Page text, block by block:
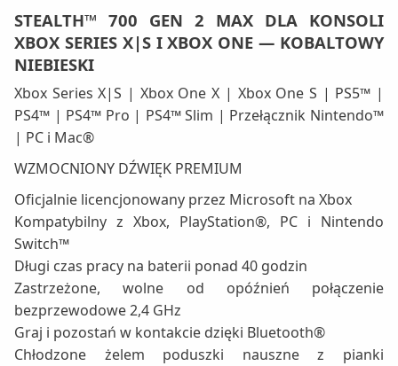
STEALTH™ 700 GEN 2 MAX DLA KONSOLI
XBOX SERIES X|S I XBOX ONE — KOBALTOWY
NIEBIESKI
Xbox Series X|S | Xbox One X | Xbox One S | PS5™ |
PS4™ | PS4™ Pro | PS4™ Slim | Przełącznik Nintendo™
| PC i Mac®
WZMOCNIONY DŹWIĘK PREMIUM
Oficjalnie licencjonowany przez Microsoft na Xbox
Kompatybilny z Xbox, PlayStation®, PC i Nintendo
Switch™
Długi czas pracy na baterii ponad 40 godzin
Zastrzeżone, wolne od opóźnień połączenie
bezprzewodowe 2,4 GHz
Graj i pozostań w kontakcie dzięki Bluetooth®
Chłodzone żelem poduszki nauszne z pianki